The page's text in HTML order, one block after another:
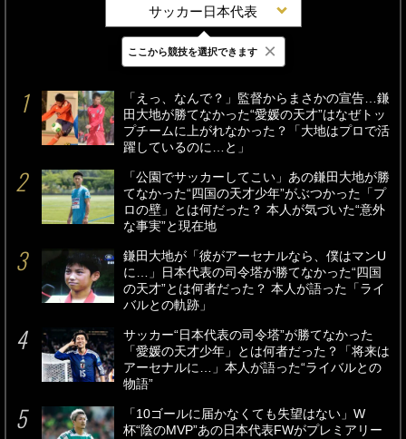
サッカー日本代表
最新 24時間 週間
「えっ、なんで？」監督からまさかの宣告…鎌
田大地が勝てなかった“愛媛の天才”はなぜトッ
プチームに上がれなかった？「大地はプロで活
躍しているのに…と」
「公園でサッカーしてこい」あの鎌田大地が勝
てなかった“四国の天才少年”がぶつかった「プ
ロの壁」とは何だった？ 本人が気づいた“意外
な事実”と現在地
鎌田大地が「彼がアーセナルなら、僕はマンU
に…」日本代表の司令塔が勝てなかった“四国
の天才”とは何者だった？ 本人が語った「ライ
バルとの軌跡」
サッカー“日本代表の司令塔”が勝てなかった
「愛媛の天才少年」とは何者だった？「将来は
アーセナルに…」本人が語った“ライバルとの
物語”
「10ゴールに届かなくても失望はない」W
杯“陰のMVP”あの日本代表FWがプレミアリー
ここから競技を選択できます ×